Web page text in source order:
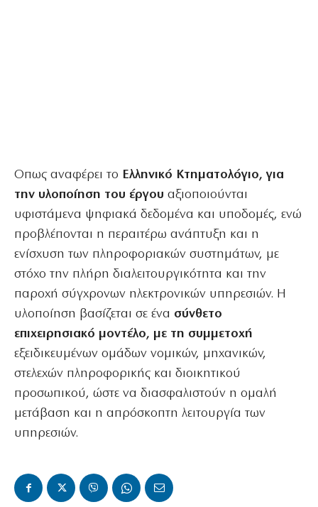
Οπως αναφέρει το Ελληνικό Κτηματολόγιο, για
την υλοποίηση του έργου αξιοποιούνται
υφιστάμενα ψηφιακά δεδομένα και υποδομές, ενώ
προβλέπονται η περαιτέρω ανάπτυξη και η
ενίσχυση των πληροφοριακών συστημάτων, με
στόχο την πλήρη διαλειτουργικότητα και την
παροχή σύγχρονων ηλεκτρονικών υπηρεσιών. Η
υλοποίηση βασίζεται σε ένα σύνθετο
επιχειρησιακό μοντέλο, με τη συμμετοχή
εξειδικευμένων ομάδων νομικών, μηχανικών,
στελεχών πληροφορικής και διοικητικού
προσωπικού, ώστε να διασφαλιστούν η ομαλή
μετάβαση και η απρόσκοπτη λειτουργία των
υπηρεσιών.